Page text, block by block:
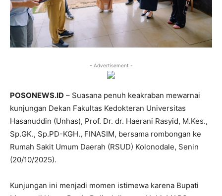
- Advertisement -
POSONEWS.ID – Suasana penuh keakraban mewarnai
kunjungan Dekan Fakultas Kedokteran Universitas
Hasanuddin (Unhas), Prof. Dr. dr. Haerani Rasyid, M.Kes.,
Sp.GK., Sp.PD-KGH., FINASIM, bersama rombongan ke
Rumah Sakit Umum Daerah (RSUD) Kolonodale, Senin
(20/10/2025).
Kunjungan ini menjadi momen istimewa karena Bupati